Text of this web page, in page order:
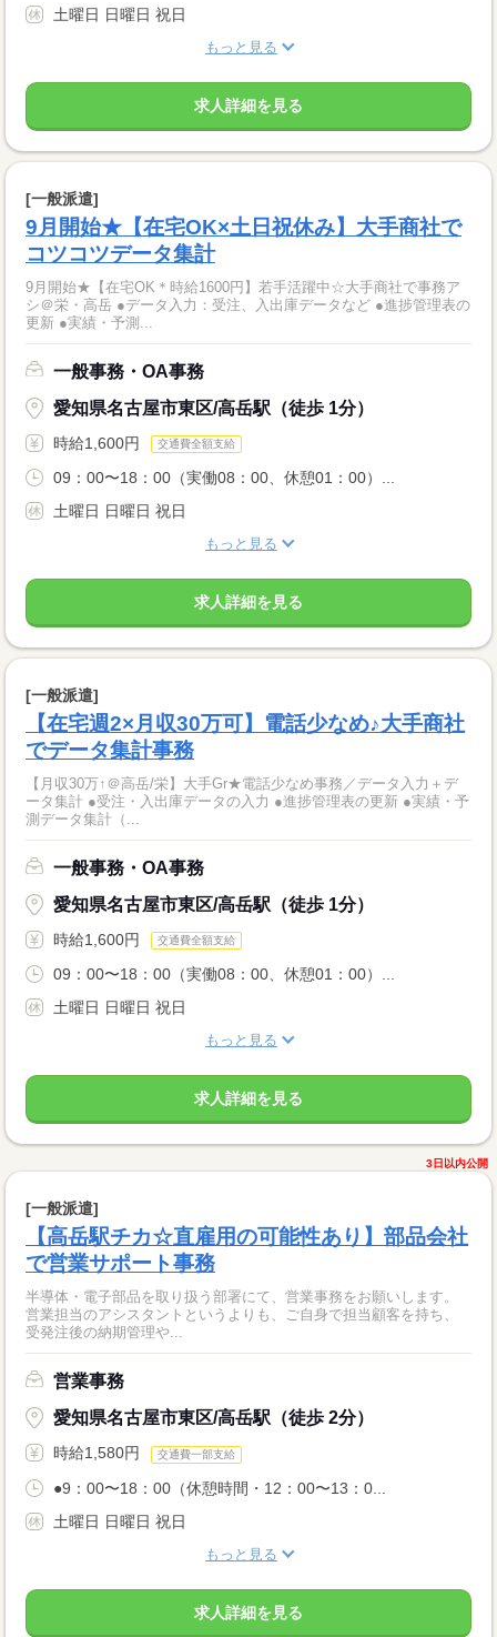
土曜日 日曜日 祝日
もっと見る
求人詳細を見る
[一般派遣]
9月開始★【在宅OK×土日祝休み】大手商社で
コツコツデータ集計
9月開始★【在宅OK＊時給1600円】若手活躍中☆大手商社で事務ア
シ＠栄・高岳 ●データ入力：受注、入出庫データなど ●進捗管理表の
更新 ●実績・予測...
一般事務・OA事務
愛知県名古屋市東区/高岳駅（徒歩 1分）
時給1,600円 交通費全額支給
09：00〜18：00（実働08：00、休憩01：00）...
土曜日 日曜日 祝日
もっと見る
求人詳細を見る
[一般派遣]
【在宅週2×月収30万可】電話少なめ♪大手商社
でデータ集計事務
【月収30万↑＠高岳/栄】大手Gr★電話少なめ事務／データ入力＋デ
ータ集計 ●受注・入出庫データの入力 ●進捗管理表の更新 ●実績・予
測データ集計（...
一般事務・OA事務
愛知県名古屋市東区/高岳駅（徒歩 1分）
時給1,600円 交通費全額支給
09：00〜18：00（実働08：00、休憩01：00）...
土曜日 日曜日 祝日
もっと見る
求人詳細を見る
3日以内公開
[一般派遣]
【高岳駅チカ☆直雇用の可能性あり】部品会社
で営業サポート事務
半導体・電子部品を取り扱う部署にて、営業事務をお願いします。
営業担当のアシスタントというよりも、ご自身で担当顧客を持ち、
受発注後の納期管理や...
営業事務
愛知県名古屋市東区/高岳駅（徒歩 2分）
時給1,580円 交通費一部支給
●9：00〜18：00（休憩時間・12：00〜13：0...
土曜日 日曜日 祝日
もっと見る
求人詳細を見る